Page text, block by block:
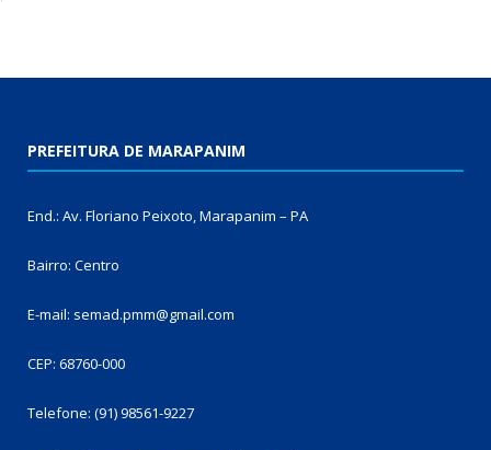
PREFEITURA DE MARAPANIM
End.: Av. Floriano Peixoto, Marapanim – PA
Bairro: Centro
E-mail: semad.pmm@gmail.com
CEP: 68760-000
Telefone: (91) 98561-9227